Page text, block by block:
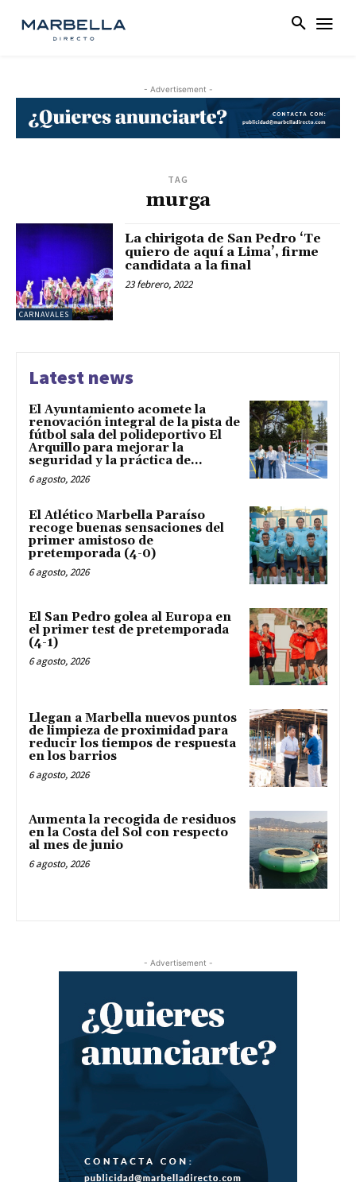
- Advertisement -
TAG
murga
CARNAVALES
La chirigota de San Pedro ‘Te
quiero de aquí a Lima’, firme
candidata a la final
23 febrero, 2022
Latest news
El Ayuntamiento acomete la
renovación integral de la pista de
fútbol sala del polideportivo El
Arquillo para mejorar la
seguridad y la práctica de...
6 agosto, 2026
El Atlético Marbella Paraíso
recoge buenas sensaciones del
primer amistoso de
pretemporada (4-0)
6 agosto, 2026
El San Pedro golea al Europa en
el primer test de pretemporada
(4-1)
6 agosto, 2026
Llegan a Marbella nuevos puntos
de limpieza de proximidad para
reducir los tiempos de respuesta
en los barrios
6 agosto, 2026
Aumenta la recogida de residuos
en la Costa del Sol con respecto
al mes de junio
6 agosto, 2026
- Advertisement -